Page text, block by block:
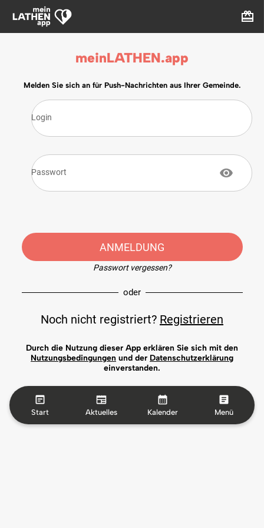
meinLATHEN.app
Melden Sie sich an für Push-Nachrichten aus Ihrer Gemeinde.
Login
Passwort
ANMELDUNG
Passwort vergessen?
oder
Noch nicht registriert? Registrieren
Durch die Nutzung dieser App erklären Sie sich mit den
Nutzungsbedingungen und der Datenschutzerklärung
einverstanden.
Start Aktuelles Kalender Menü